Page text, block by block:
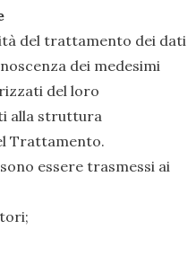
del trattamento dei dati
dei medesimi
del loro
alla struttura
Trattamento.
essere trasmessi ai